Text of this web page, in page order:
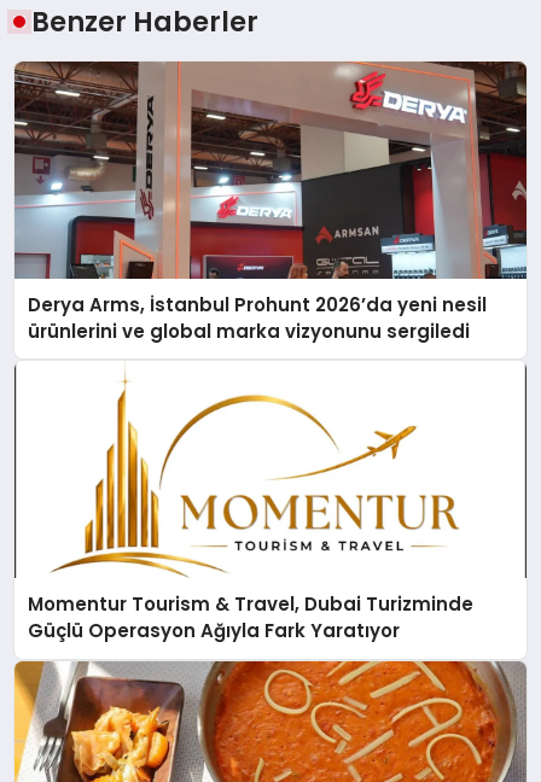
Benzer Haberler
Derya Arms, İstanbul Prohunt 2026’da yeni nesil
ürünlerini ve global marka vizyonunu sergiledi
Momentur Tourism & Travel, Dubai Turizminde
Güçlü Operasyon Ağıyla Fark Yaratıyor